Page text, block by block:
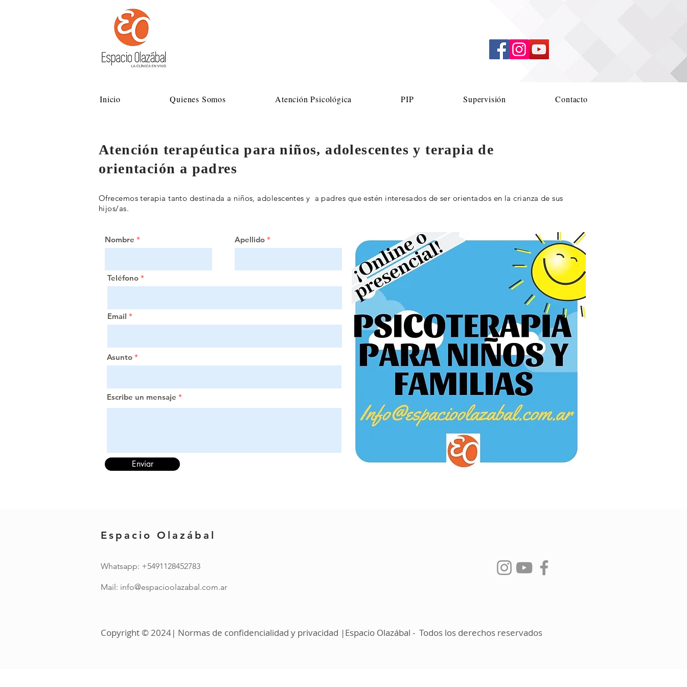
Inicio Quienes Somos Atención Psicológica PIP Supervisión Contacto
Atención terapéutica para niños, adolescentes y terapia de
orientación a padres
Ofrecemos terapia tanto destinada a niños, adolescentes y a padres que estén interesados de ser orientados en la crianza de sus
hijos/as.
Nombre Apellido
Teléfono
Email
Asunto
Escribe un mensaje
Enviar
Espacio Olazábal
Whatsapp: +5491128452783
Mail: info@espacioolazabal.com.ar
Copyright © 2024| Normas de confidencialidad y privacidad |Espacio Olazábal - Todos los derechos reservados